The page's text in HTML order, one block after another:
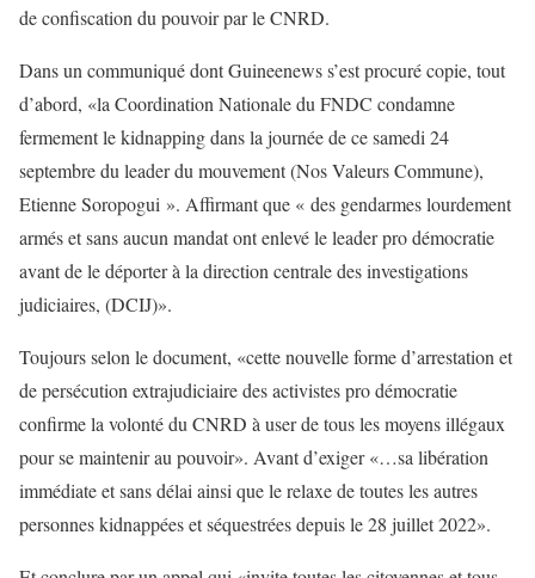
de confiscation du pouvoir par le CNRD.
Dans un communiqué dont Guineenews s’est procuré copie, tout
d’abord, «la Coordination Nationale du FNDC condamne
fermement le kidnapping dans la journée de ce samedi 24
septembre du leader du mouvement (Nos Valeurs Commune),
Etienne Soropogui ». Affirmant que « des gendarmes lourdement
armés et sans aucun mandat ont enlevé le leader pro démocratie
avant de le déporter à la direction centrale des investigations
judiciaires, (DCIJ)».
Toujours selon le document, «cette nouvelle forme d’arrestation et
de persécution extrajudiciaire des activistes pro démocratie
confirme la volonté du CNRD à user de tous les moyens illégaux
pour se maintenir au pouvoir». Avant d’exiger «…sa libération
immédiate et sans délai ainsi que le relaxe de toutes les autres
personnes kidnappées et séquestrées depuis le 28 juillet 2022».